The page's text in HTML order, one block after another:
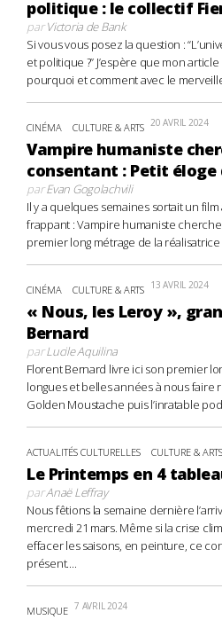
politique : le collectif
parVictoria de Bank
Si vous vous posez la question :
et politique ?” J’espère que mon
pourquoi et comment avec le
CINÉMA CULTURE & ARTS 20 AVRIL 2024
Vampire humaniste
consentant : Petit
parEvan Gogolachvili
Il y a quelques semaines sortait un
frappant : Vampire humaniste
premier long métrage de la
CINÉMA CULTURE & ARTS 13 AVRIL 2024
« Nous, les Leroy »,
Bernard
parLucile Aquilina
Florent Bernard livre ici son premier
longues et belles années à nous faire
Golden Moustache puis l’inratable
ACTUALITÉS CULTURELLES CULTURE & ARTS
Le Printemps en 4
parAnaë Leffray
Nous fêtions la semaine dernière
mercredi 21 mars. Même si la crise
effacer les saisons, en peinture, ce
présent....
MUSIQUE 7 AVRIL 2024